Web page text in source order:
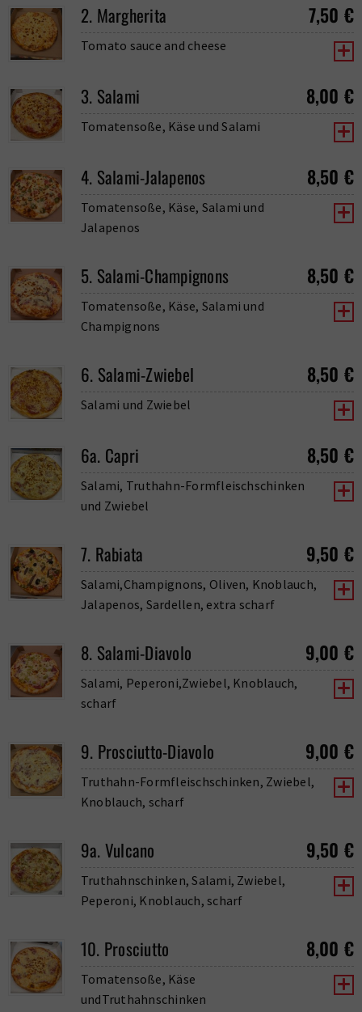
2. Margherita 7,50 €
Tomato sauce and cheese
3. Salami 8,00 €
Tomatensoße, Käse und Salami
4. Salami-Jalapenos 8,50 €
Tomatensoße, Käse, Salami und
Jalapenos
5. Salami-Champignons 8,50 €
Tomatensoße, Käse, Salami und
Champignons
6. Salami-Zwiebel 8,50 €
Salami und Zwiebel
6a. Capri 8,50 €
Salami, Truthahn-Formfleischschinken
und Zwiebel
7. Rabiata 9,50 €
Salami,Champignons, Oliven, Knoblauch,
Jalapenos, Sardellen, extra scharf
8. Salami-Diavolo 9,00 €
Salami, Peperoni,Zwiebel, Knoblauch,
scharf
9. Prosciutto-Diavolo 9,00 €
Truthahn-Formfleischschinken, Zwiebel,
Knoblauch, scharf
9a. Vulcano 9,50 €
Truthahnschinken, Salami, Zwiebel,
Peperoni, Knoblauch, scharf
10. Prosciutto 8,00 €
Tomatensoße, Käse
undTruthahnschinken